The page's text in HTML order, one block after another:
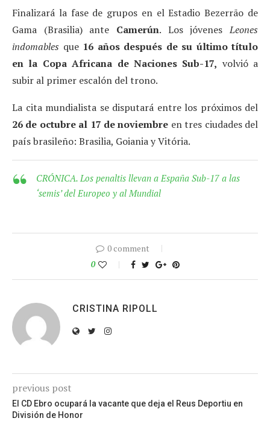
Finalizará la fase de grupos en el Estadio Bezerrão de
Gama (Brasilia) ante Camerún. Los jóvenesLeones
indomables que 16 años después de su último título
en la Copa Africana de Naciones Sub-17, volvió a
subir al primer escalón del trono.
La cita mundialista se disputará entre los próximos del
26 de octubre al 17 de noviembre en tres ciudades del
país brasileño: Brasilia, Goiania y Vitória.
CRÓNICA. Los penaltis llevan a España Sub-17 a las
‘semis’ del Europeo y al Mundial
0 comment
0
CRISTINA RIPOLL
previous post
El CD Ebro ocupará la vacante que deja el Reus Deportiu en
División de Honor